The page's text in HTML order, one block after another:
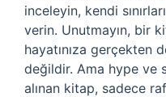
inceleyin, kendi
verin. Unutmayın, bir
hayatınıza gerçekten
değildir. Ama hype ve
alınan kitap, sadece